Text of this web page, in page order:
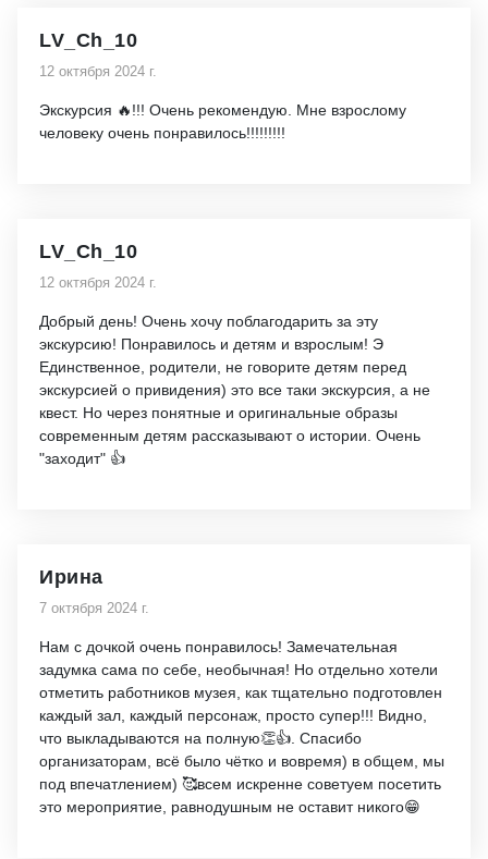
LV_Ch_10
12 октября 2024 г.
Экскурсия 🔥!!! Очень рекомендую. Мне взрослому
человеку очень понравилось!!!!!!!!!
LV_Ch_10
12 октября 2024 г.
Добрый день! Очень хочу поблагодарить за эту
экскурсию! Понравилось и детям и взрослым! Э
Единственное, родители, не говорите детям перед
экскурсией о привидения) это все таки экскурсия, а не
квест. Но через понятные и оригинальные образы
современным детям рассказывают о истории. Очень
"заходит" 👍
Ирина
7 октября 2024 г.
Нам с дочкой очень понравилось! Замечательная
задумка сама по себе, необычная! Но отдельно хотели
отметить работников музея, как тщательно подготовлен
каждый зал, каждый персонаж, просто супер!!! Видно,
что выкладываются на полную👏👍. Спасибо
организаторам, всё было чётко и вовремя) в общем, мы
под впечатлением) 🥰всем искренне советуем посетить
это мероприятие, равнодушным не оставит никого😁